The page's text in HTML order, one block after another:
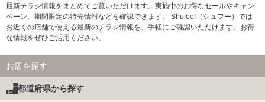
最新チラシ情報をまとめてご覧いただけます。実施中のお得なセールやキャン
ペーン、期間限定の特売情報などを確認できます。 Shufoo!（シュフー）では
お近くの店舗で使える最新のチラシ情報を、手軽にご確認いただけます。お得
な情報をぜひご活用ください。
お店を探す
都道府県から探す